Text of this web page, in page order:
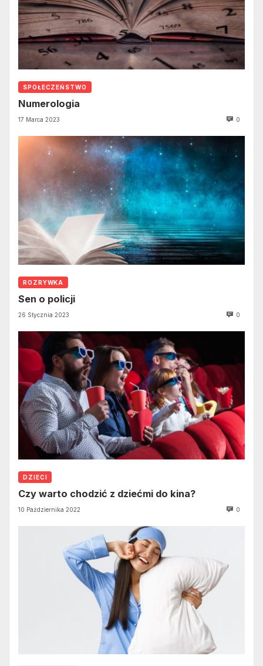
SPOŁECZEŃSTWO
Numerologia
17 Marca 2023 0
ROZRYWKA
Sen o policji
26 Stycznia 2023 0
DZIECI
Czy warto chodzić z dziećmi do kina?
10 Października 2022 0